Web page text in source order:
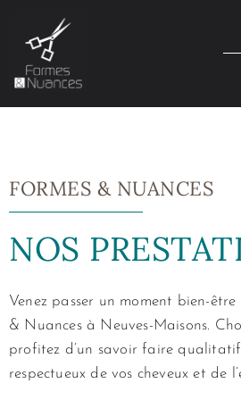
contenu
FORMES & NUANCES
NOS
Venez passer un moment bien-
& Nuances à Neuves-Maisons.
profitez d’un savoir faire
respectueux de vos cheveux et de